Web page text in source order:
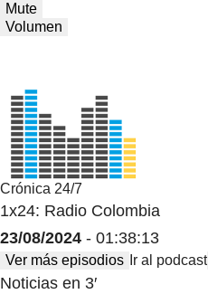
Mute
Volumen
Crónica 24/7
1x24: Radio Colombia
23/08/2024 - 01:38:13
Ver más episodios Ir al podcast
Noticias en 3′